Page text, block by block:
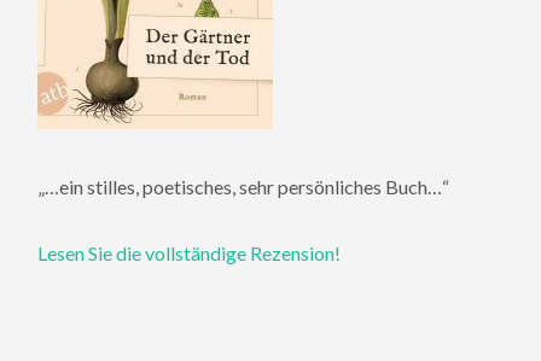
„…ein stilles, poetisches, sehr persönliches Buch…“
Lesen Sie die vollständige Rezension!